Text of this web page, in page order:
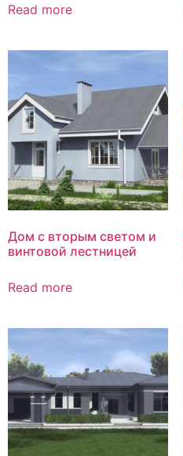
Read more
Дом с вторым светом и
винтовой лестницей
Read more